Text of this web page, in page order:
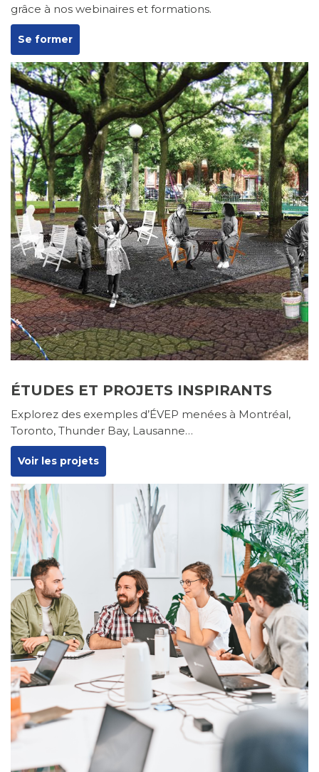
grâce à nos webinaires et formations.
Se former
ÉTUDES ET PROJETS INSPIRANTS
Explorez des exemples d’ÉVEP menées à Montréal,
Toronto, Thunder Bay, Lausanne…
Voir les projets